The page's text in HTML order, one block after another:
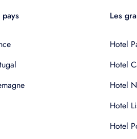
pays Les
Hotel
Hotel
Hotel
Hotel
Hotel